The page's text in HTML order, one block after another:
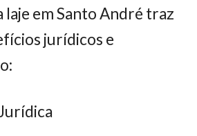
em Santo André traz
jurídicos e